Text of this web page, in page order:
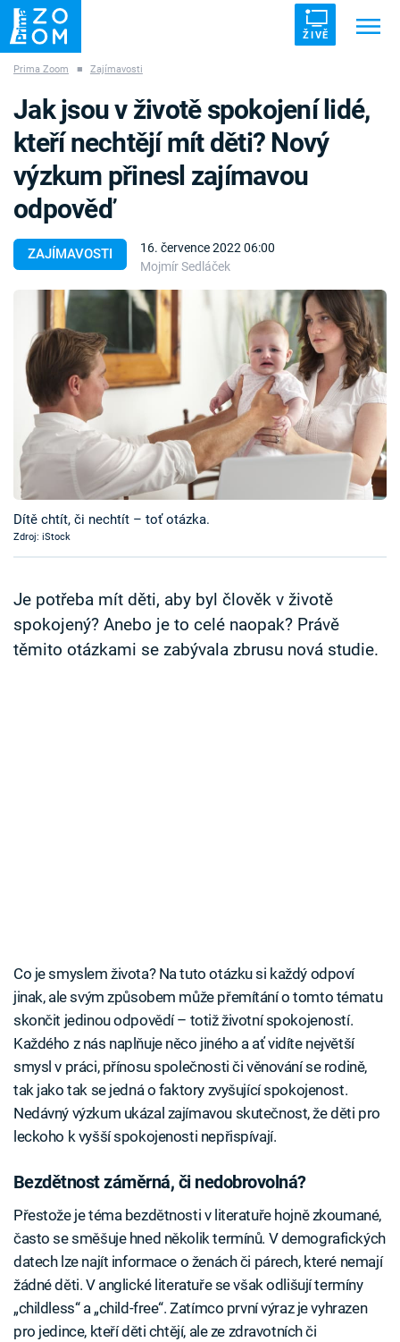
ŽIVĚ
ZÁHADY VETŘELCI DÁVNOVĚKU
Témata
Témata
Pořady
TV Program
Časopis
Sledujte prima+
Přihlášení
Prima Zoom ■ Zajímavosti
ZAJÍMAVOSTI
16. července 2022 06:00
Mojmír Sedláček
Jak jsou v životě spokojení lidé,
kteří nechtějí mít děti? Nový
výzkum přinesl zajímavou
odpověď
Dítě chtít, či nechtít – toť otázka.
Zdroj: iStock
Je potřeba mít děti, aby byl člověk v životě
spokojený? Anebo je to celé naopak? Právě
těmito otázkami se zabývala zbrusu nová studie.
Co je smyslem života? Na tuto otázku si každý odpoví
jinak, ale svým způsobem může přemítání o tomto tématu
skončit jedinou odpovědí – totiž životní spokojeností.
Každého z nás naplňuje něco jiného a ať vidíte největší
smysl v práci, přínosu společnosti či věnování se rodině,
tak jako tak se jedná o faktory zvyšující spokojenost.
Nedávný výzkum ukázal zajímavou skutečnost, že děti pro
leckoho k vyšší spokojenosti nepřispívají.
Bezdětnost záměrná, či nedobrovolná?
Přestože je téma bezdětnosti v literatuře hojně zkoumané,
často se směšuje hned několik termínů. V demografických
datech lze najít informace o ženách či párech, které nemají
žádné děti. V anglické literatuře se však odlišují termíny
„childless“ a „child-free“. Zatímco první výraz je vyhrazen
pro jedince, kteří děti chtějí, ale ze zdravotních či